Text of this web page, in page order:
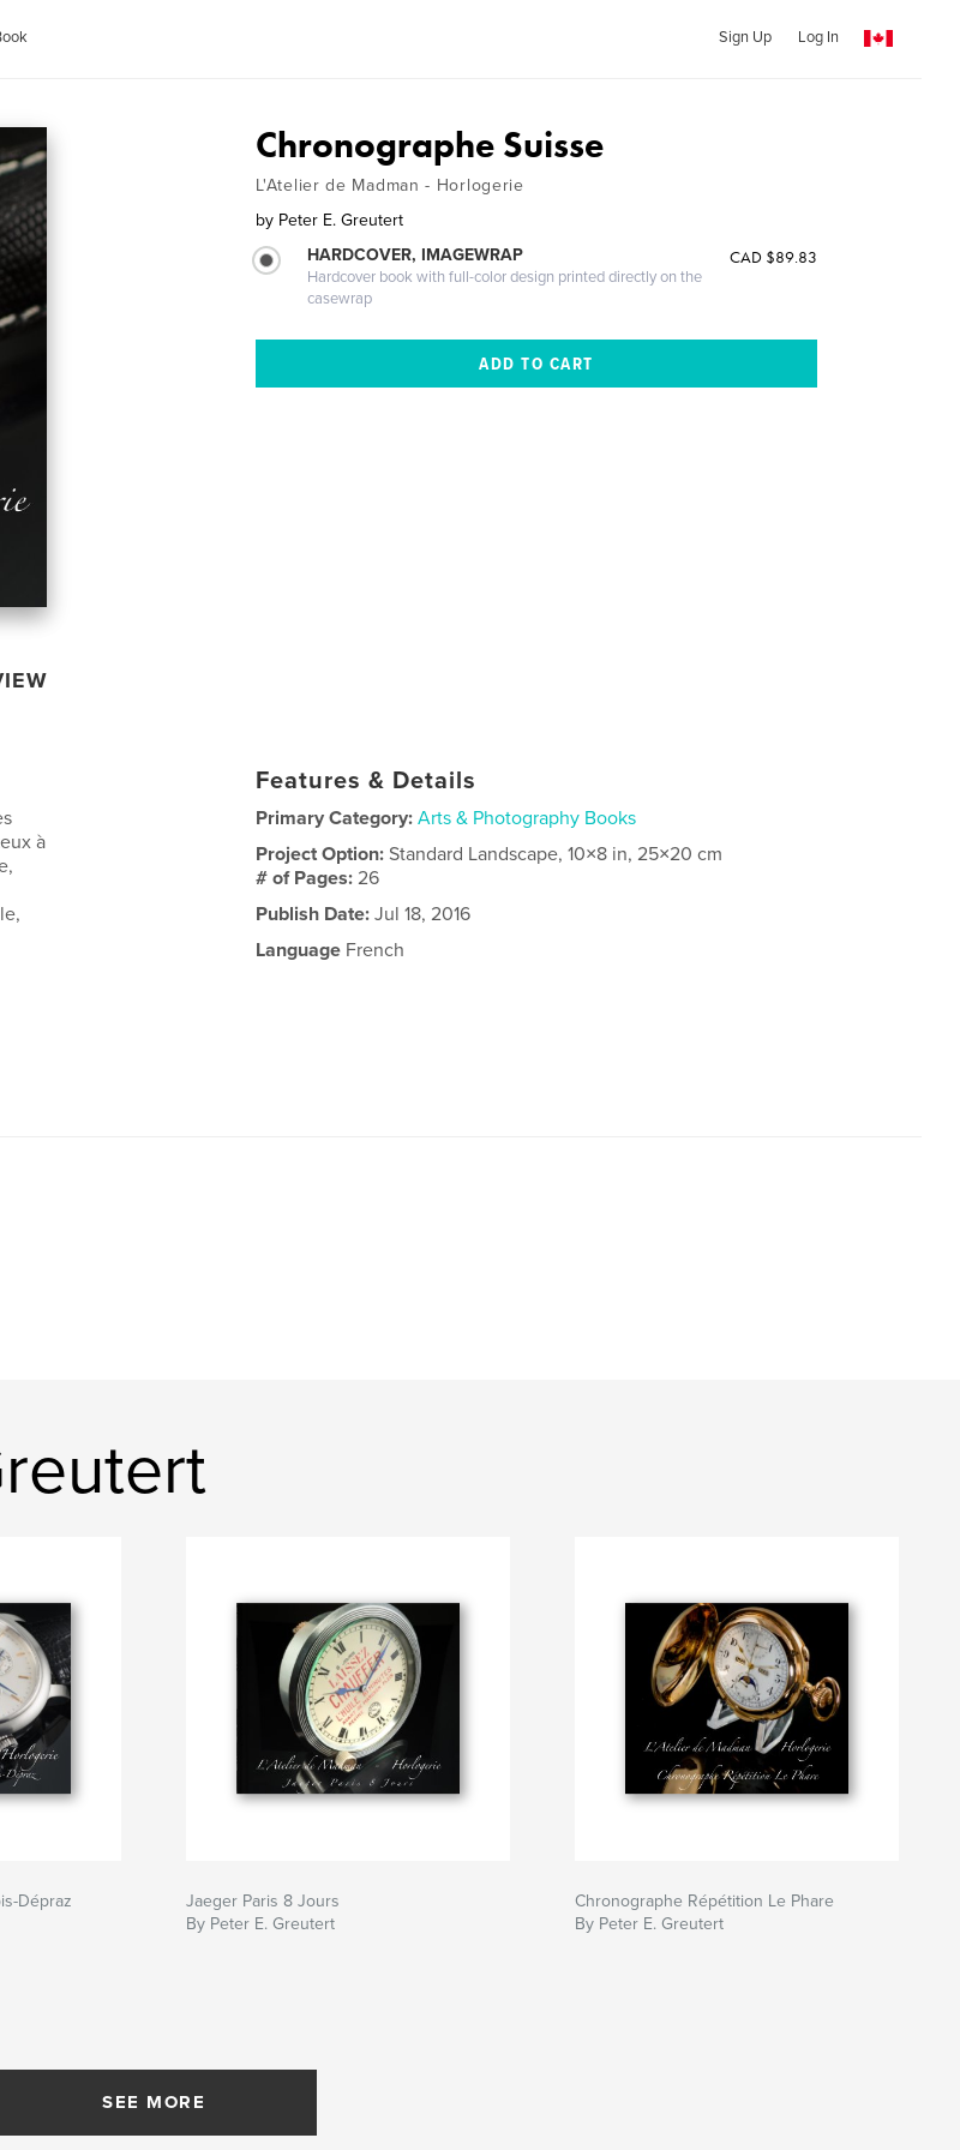
Sign Up Log In
Chronographe Suisse
L'Atelier de Madman - Horlogerie
by Peter E. Greutert
HARDCOVER, IMAGEWRAP
Hardcover book with full-color design printed directly on the
casewrap
CAD $89.83
à
Features & Details
Primary Category: Arts & Photography Books
Project Option:Standard Landscape, 10×8 in, 25×20 cm
# of Pages:26
Publish Date: Jul 18, 2016
Language French
Dépraz
Jaeger Paris 8 Jours
By Peter E. Greutert
Chronographe Répétition Le Phare
By Peter E. Greutert
SEE MORE